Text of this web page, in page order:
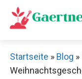
Zum
Inhalt
Startseite » Blog »